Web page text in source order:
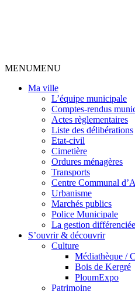
MENUMENU
Ma ville
L’équipe municipale
Comptes-rendus
Actes règlementaires
Liste des délibérations
Etat-civil
Cimetière
Ordures ménagères
Transports
Centre Communal
Urbanisme
Marchés publics
Police Municipale
La gestion
S’ouvrir & découvrir
Culture
Médiathèque /
Bois de Kergré
PloumExpo
Patrimoine